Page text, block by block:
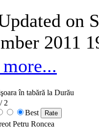
on
2011
în tabără la Durău
/ 2
Best
Petru Roncea